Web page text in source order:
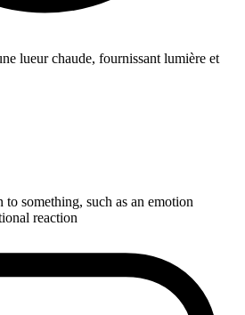
lueur chaude, fournissant lumière et
something, such as an emotion
reaction